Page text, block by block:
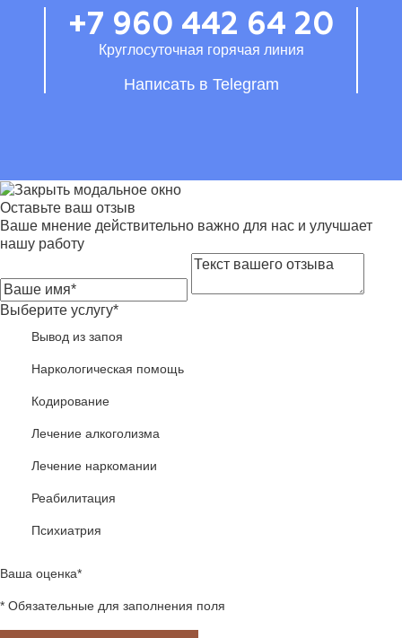
+7 960 442 64 20
Круглосуточная горячая линия
Написать в Telegram
Оставьте ваш отзыв
Ваше мнение действительно важно для нас и улучшает
нашу работу
Выберите услугу*
Вывод из запоя
Наркологическая помощь
Кодирование
Лечение алкоголизма
Лечение наркомании
Реабилитация
Психиатрия
Ваша оценка*
* Обязательные для заполнения поля